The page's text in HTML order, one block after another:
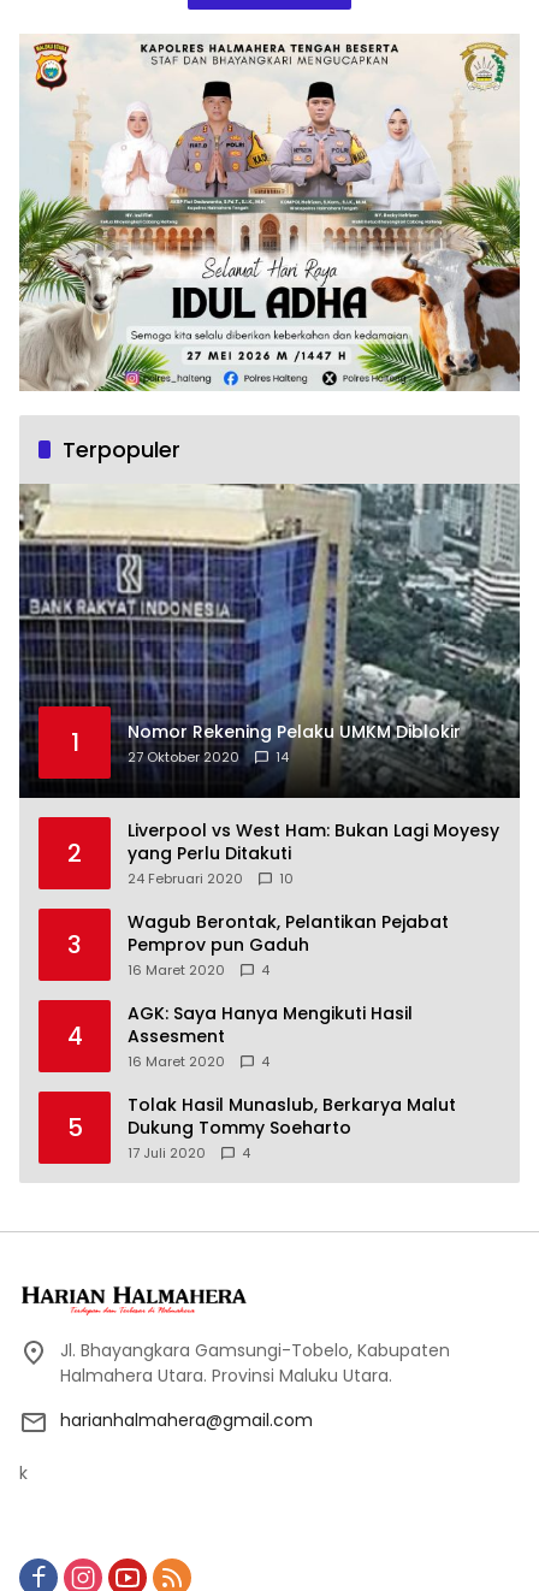
Terpopuler
1 Nomor Rekening Pelaku UMKM Diblokir
27 Oktober 2020 14
2
Liverpool vs West Ham: Bukan Lagi Moyesy
yang Perlu Ditakuti
24 Februari 2020 10
3
Wagub Berontak, Pelantikan Pejabat
Pemprov pun Gaduh
16 Maret 2020 4
4
AGK: Saya Hanya Mengikuti Hasil
Assesment
16 Maret 2020 4
5
Tolak Hasil Munaslub, Berkarya Malut
Dukung Tommy Soeharto
17 Juli 2020 4
Jl. Bhayangkara Gamsungi-Tobelo, Kabupaten
Halmahera Utara. Provinsi Maluku Utara.
harianhalmahera@gmail.com
k